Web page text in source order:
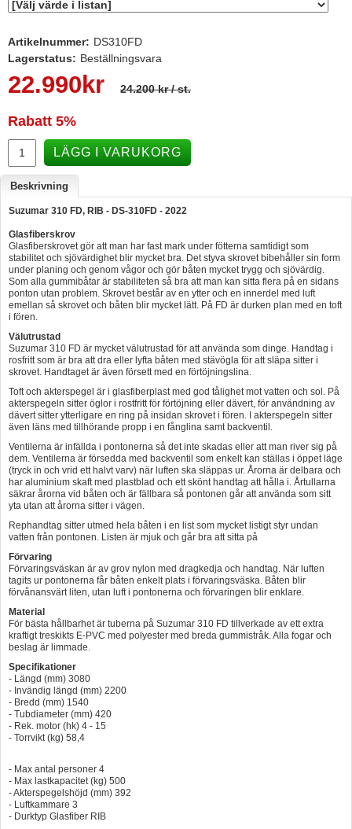
Varta - Batterier
CTEK - Batteriladdare
Webasto - Dieselvärmare
Kamasa Tools - Verktyg
Calix - Packline - Takboxar
Thule - Takboxar
Thule - Lasthållare
Begagnade Motorer & Båtar
Artikelnummer: DS310FD
Lagerstatus: Beställningsvara
22.990 kr 24.200 kr/ st.
Rabatt 5%
LÄGG I VARUKORG
Beskrivning
Suzumar 310 FD, RIB - DS-310FD - 2022
Glasfiberskrov
Glasfiberskrovet gör att man har fast mark under fötterna samtidigt som
stabilitet och sjövärdighet blir mycket bra. Det styva skrovet bibehåller sin form
under planing och genom vågor och gör båten mycket trygg och sjövärdig.
Som alla gummibåtar är stabiliteten så bra att man kan sitta flera på en sidans
ponton utan problem. Skrovet består av en ytter och en innerdel med luft
emellan så skrovet och båten blir mycket lätt. På FD är durken plan med en toft
i fören.
Välutrustad
Suzumar 310 FD är mycket välutrustad för att använda som dinge. Handtag i
rosfritt som är bra att dra eller lyfta båten med stävögla för att släpa sitter i
skrovet. Handtaget är även försett med en förtöjningslina.
Toft och akterspegel är i glasfiberplast med god tålighet mot vatten och sol. På
akterspegeln sitter öglor i rostfritt för förtöjning eller dävert, för användning av
dävert sitter ytterligare en ring på insidan skrovet i fören. I akterspegeln sitter
även läns med tillhörande propp i en fånglina samt backventil.
Ventilerna är infällda i pontonerna så det inte skadas eller att man river sig på
dem. Ventilerna är försedda med backventil som enkelt kan ställas i öppet läge
(tryck in och vrid ett halvt varv) när luften ska släppas ur. Årorna är delbara och
har aluminium skaft med plastblad och ett skönt handtag att hålla i. Årtullarna
säkrar årorna vid båten och är fällbara så pontonen går att använda som sitt
yta utan att årorna sitter i vägen.
Rephandtag sitter utmed hela båten i en list som mycket listigt styr undan
vatten från pontonen. Listen är mjuk och går bra att sitta på
Förvaring
Förvaringsväskan är av grov nylon med dragkedja och handtag. När luften
tagits ur pontonerna får båten enkelt plats i förvaringsväska. Båten blir
förvånansvärt liten, utan luft i pontonerna och förvaringen blir enklare.
Material
För bästa hållbarhet är tuberna på Suzumar 310 FD tillverkade av ett extra
kraftigt treskikts E-PVC med polyester med breda gummistråk. Alla fogar och
beslag är limmade.
Specifikationer
- Längd (mm) 3080
- Invändig längd (mm) 2200
- Bredd (mm) 1540
- Tubdiameter (mm) 420
- Rek. motor (hk) 4 - 15
- Torrvikt (kg) 58,4
- Max antal personer 4
- Max lastkapacitet (kg) 500
- Akterspegelshöjd (mm) 392
- Luftkammare 3
- Durktyp Glasfiber RIB